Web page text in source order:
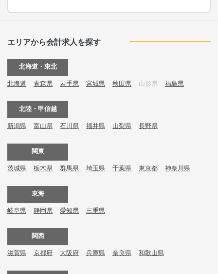
エリアから会計求人を探す
北海道・東北
北海道 青森県 岩手県 宮城県 秋田県 山形県 福島県
北陸・甲信越
新潟県 富山県 石川県 福井県 山梨県 長野県
関東
茨城県 栃木県 群馬県 埼玉県 千葉県 東京都 神奈川県
東海
岐阜県 静岡県 愛知県 三重県
関西
滋賀県 京都府 大阪府 兵庫県 奈良県 和歌山県